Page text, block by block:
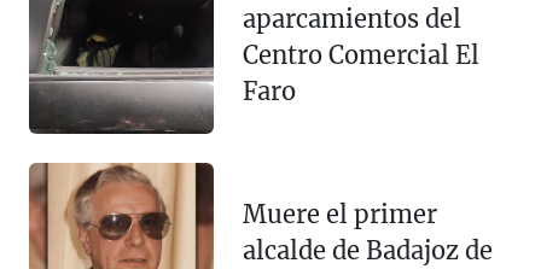
aparcamientos del
Centro Comercial El
Faro
Muere el primer
alcalde de Badajoz de